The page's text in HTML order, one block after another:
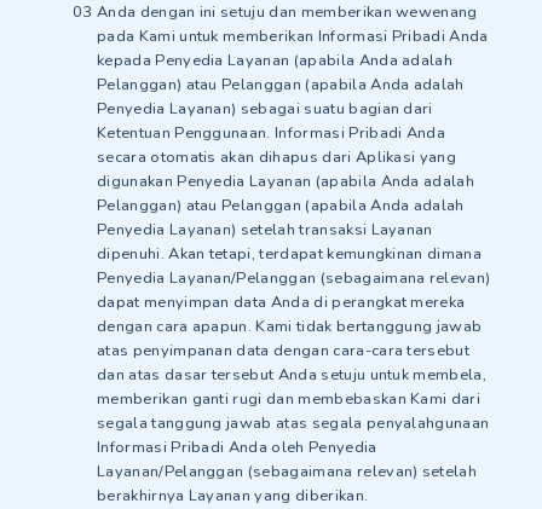
Anda dengan ini setuju dan memberikan wewenang
pada Kami untuk memberikan Informasi Pribadi Anda
kepada Penyedia Layanan (apabila Anda adalah
Pelanggan) atau Pelanggan (apabila Anda adalah
Penyedia Layanan) sebagai suatu bagian dari
Ketentuan Penggunaan. Informasi Pribadi Anda
secara otomatis akan dihapus dari Aplikasi yang
digunakan Penyedia Layanan (apabila Anda adalah
Pelanggan) atau Pelanggan (apabila Anda adalah
Penyedia Layanan) setelah transaksi Layanan
dipenuhi. Akan tetapi, terdapat kemungkinan dimana
Penyedia Layanan/Pelanggan (sebagaimana relevan)
dapat menyimpan data Anda di perangkat mereka
dengan cara apapun. Kami tidak bertanggung jawab
atas penyimpanan data dengan cara-cara tersebut
dan atas dasar tersebut Anda setuju untuk membela,
memberikan ganti rugi dan membebaskan Kami dari
segala tanggung jawab atas segala penyalahgunaan
Informasi Pribadi Anda oleh Penyedia
Layanan/Pelanggan (sebagaimana relevan) setelah
berakhirnya Layanan yang diberikan.